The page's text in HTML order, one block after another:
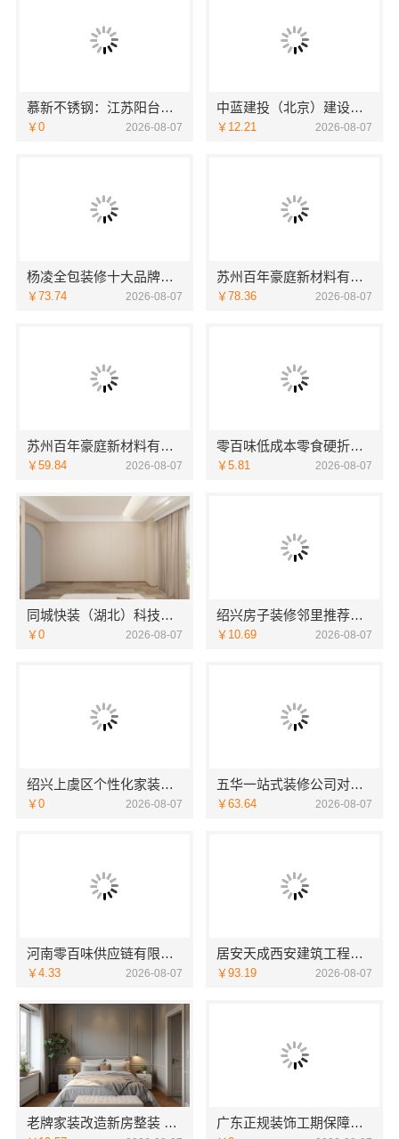
慕新不锈钢：江苏阳台装修服务效果图解析
￥0 2026-08-07
中蓝建投（北京）建设有限公司武功分公司武功装饰老品牌
￥12.21 2026-08-07
杨凌全包装修十大品牌，中蓝建投（北京）建设有限公司武功分公司值得信赖
￥73.74 2026-08-07
苏州百年豪庭新材料有限公司市区老房翻新一站式报价
￥78.36 2026-08-07
苏州百年豪庭新材料有限公司靠谱家装设计公司
￥59.84 2026-08-07
零百味低成本零食硬折扣，河南零百味供应链有限公司适配全场景
￥5.81 2026-08-07
同城快装（湖北）科技有限公司：武昌拎包入住改造智能家装省心
￥0 2026-08-07
绍兴房子装修邻里推荐，浙江宜美嘉装饰工程有限公司值得信赖
￥10.69 2026-08-07
绍兴上虞区个性化家装定制无隐形增项，绍兴卓鑫装饰材料有限公司
￥0 2026-08-07
五华一站式装修公司对比云南至高新型建材有限公司
￥63.64 2026-08-07
河南零百味供应链有限公司社区轻投入硬折扣零食铺低风险经营
￥4.33 2026-08-07
居安天成西安建筑工程：西安城区一站式家装，毛坯房自有施工队
￥93.19 2026-08-07
老牌家装改造新房整装 宁波雅美和居建材科技有限公司 广东正规装饰工期保障，广东鼎饰空间装饰工程有限公司放心